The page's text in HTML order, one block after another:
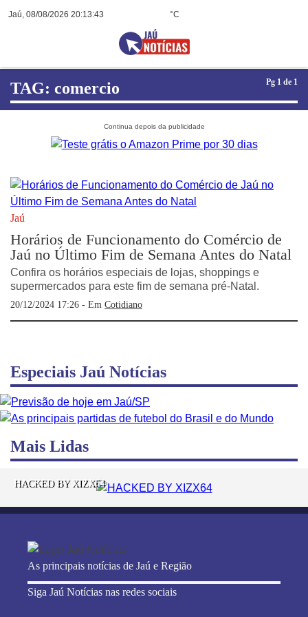
Jaú, 08/08/2026 20:13:43 °C
TAG: comercio Pg 1 de 1
Jaú
Horários de Funcionamento do Comércio de
Jaú no Último Fim de Semana Antes do Natal
Confira os horários especiais de lojas, shoppings e
supermercados para este fim de semana pré-Natal.
20/12/2024 17:26 - Em Cotidiano
Especiais Jaú Notícias
Mais Lidas
HACKED BY XIZX64
As principais notícias de Jaú e Região
Siga Jaú Notícias nas redes sociais